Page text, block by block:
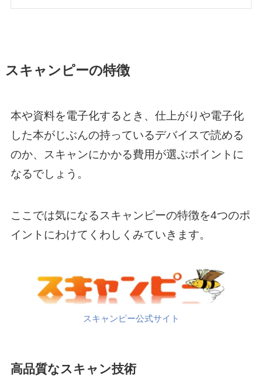
スキャンピーの特徴
本や資料を電子化するとき、仕上がりや電子化
した本がじぶんの持っているデバイスで読める
のか、スキャンにかかる費用が選ぶポイントに
なるでしょう。
ここでは気になるスキャンピーの特徴を4つのポ
イントにわけてくわしくみていきます。
スキャンピー公式サイト
高品質なスキャン技術